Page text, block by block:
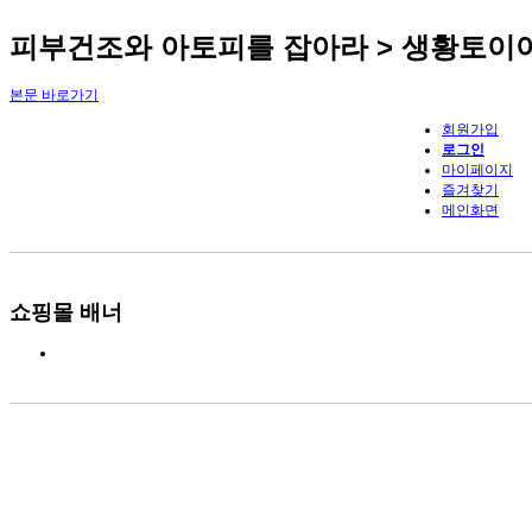
피부건조와 아토피를 잡아라 > 생황토이
본문 바로가기
회원가입
로그인
마이페이지
즐겨찾기
메인화면
쇼핑몰 배너